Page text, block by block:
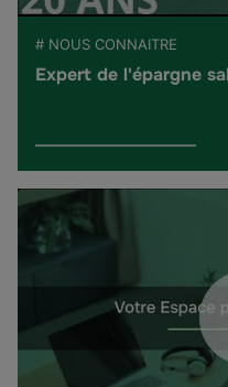
# NOUS CONNAITRE
Expert de l'épargne